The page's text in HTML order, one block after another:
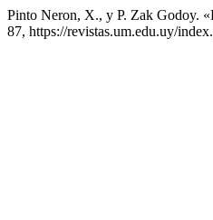
Pinto Neron, X., y P. Zak Godoy.
87, https://revistas.um.edu.uy/